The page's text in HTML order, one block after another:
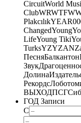
CircuitWorld
Club
Plakcılık
ChangedYoung
LifeYoung Tiki
TurksYZYZAN
ПесняБалкантон
Звук
Долина
Рекордс
ВЫХОДПСГ
ГОД Записи
С